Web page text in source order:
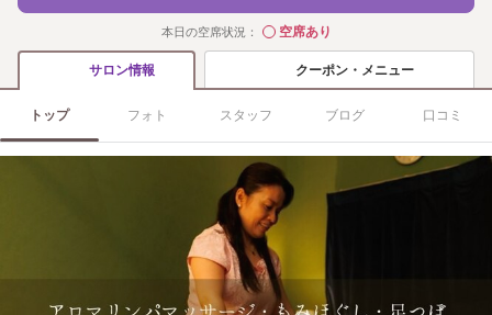
本日の空席状況： ◯空席あり
サロン情報 クーポン・メニュー
トップ フォト スタッフ ブログ 口コミ